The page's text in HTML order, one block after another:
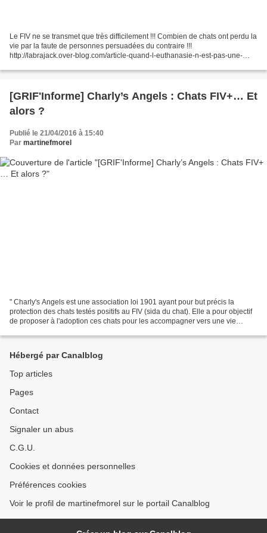
Le FIV ne se transmet que très difficilement !!! Combien de chats ont perdu la
vie par la faute de personnes persuadées du contraire !!!
http://labrajack.over-blog.com/article-quand-l-euthanasie-n-est-pas-une-
[GRIF'Informe] Charly’s Angels : Chats FIV+… Et
alors ?
Publié le 21/04/2016 à 15:40
Par martinefmorel
" Charly's Angels est une association loi 1901 ayant pour but précis la
protection des chats testés positifs au FIV (sida du chat). Elle a pour objectif
de proposer à l'adoption ces chats pour les accompagner vers une vie
Hébergé par Canalblog
Top articles
Pages
Contact
Signaler un abus
C.G.U.
Cookies et données personnelles
Préférences cookies
Voir le profil de martinefmorel sur le portail Canalblog